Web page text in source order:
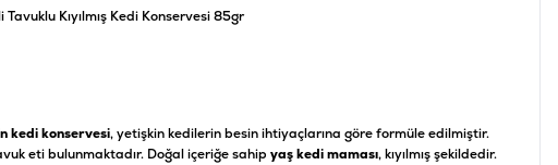
Tavuklu Kıyılmış Kedi Konservesi 85gr
kedi konservesi, yetişkin kedilerin besin ihtiyaçlarına göre formüle edilmiştir.
eti bulunmaktadır. Doğal içeriğe sahip yaş kedi maması, kıyılmış şekildedir.